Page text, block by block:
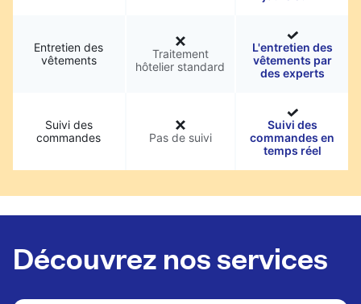
Entretien des
vêtements
Traitement
hôtelier standard
L'entretien des
vêtements par
des experts
Suivi des
commandes
Pas de suivi
Suivi des
commandes en
temps réel
Découvrez nos services